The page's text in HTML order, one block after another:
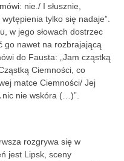
nie./ I słusznie,
tylko się nadaje”.
w jego słowach dostrzec
go nawet na rozbrajającą
do Fausta: „Jam cząstką
Ciemności, co
matce Ciemności/ Jej
nie wskóra (…)”.
rozgrywa się w
jest Lipsk, sceny